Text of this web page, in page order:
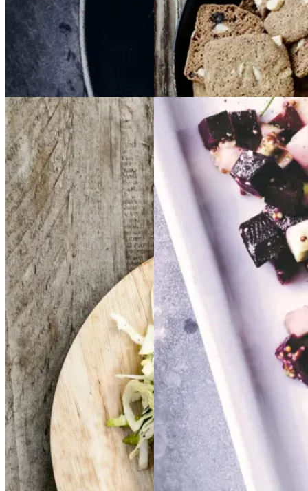
Gem opskrift
Dansk mad
Vintermad
Aftensmad
FrikadellerFrikadell
er medmed
smørspidskål,smørsp
idskål,
kartoflerkartofler
ogog
sennepsdressingsenn
epsdressing
Gem opskrift
Aftensmad
Forårsmad
Sylte Sylte
Gem opskrift
Dansk mad
Frokost